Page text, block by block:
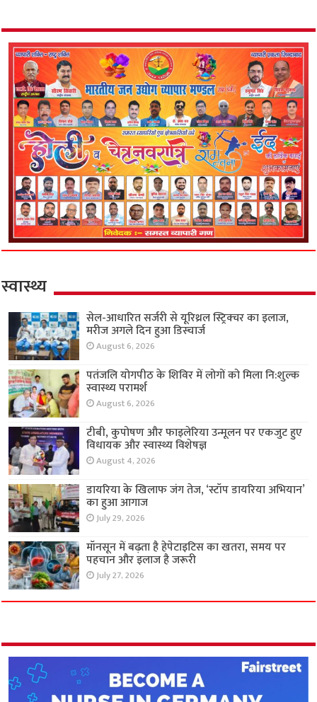
स्वास्थ्य
सेल-आधारित सर्जरी से यूरिथ्रल स्ट्रिक्चर का इलाज,
मरीज अगले दिन हुआ डिस्चार्ज
August 6, 2026
पतंजलि योगपीठ के शिविर में लोगों को मिला नि:शुल्क
स्वास्थ्य परामर्श
August 6, 2026
टीबी, कुपोषण और फाइलेरिया उन्मूलन पर एकजुट हुए
विधायक और स्वास्थ्य विशेषज्ञ
August 4, 2026
डायरिया के खिलाफ जंग तेज, ‘स्टॉप डायरिया अभियान’
का हुआ आगाज
July 29, 2026
मॉनसून में बढ़ता है हेपेटाइटिस का खतरा, समय पर
पहचान और इलाज है जरूरी
July 27, 2026